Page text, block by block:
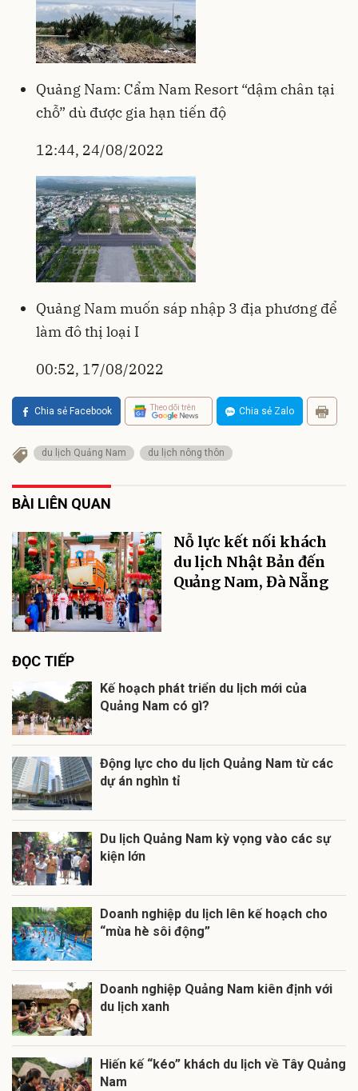
Quảng Nam: Cẩm Nam Resort “dậm chân tại
chỗ” dù được gia hạn tiến độ
12:44, 24/08/2022
Quảng Nam muốn sáp nhập 3 địa phương để
làm đô thị loại I
00:52, 17/08/2022
Chia sẻ Facebook Theo dõi trên Chia sẻ Zalo
du lịch Quảng Nam du lịch nông thôn
BÀI LIÊN QUAN
Nỗ lực kết nối khách
du lịch Nhật Bản đến
Quảng Nam, Đà Nẵng
ĐỌC TIẾP
Kế hoạch phát triển du lịch mới của
Quảng Nam có gì?
Động lực cho du lịch Quảng Nam từ các
dự án nghìn tỉ
Du lịch Quảng Nam kỳ vọng vào các sự
kiện lớn
Doanh nghiệp du lịch lên kế hoạch cho
“mùa hè sôi động”
Doanh nghiệp Quảng Nam kiên định với
du lịch xanh
Hiến kế “kéo” khách du lịch về Tây Quảng
Nam